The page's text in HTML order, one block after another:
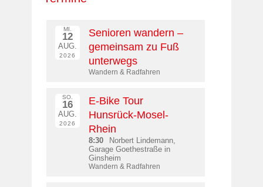
MI.
12
AUG.
2026
Senioren wandern –
gemeinsam zu Fuß
unterwegs
Wandern & Radfahren
SO.
16
AUG.
2026
E-Bike Tour
Hunsrück-Mosel-
Rhein
8:30
Norbert Lindemann,
Garage Goethestraße in
Ginsheim
Wandern & Radfahren